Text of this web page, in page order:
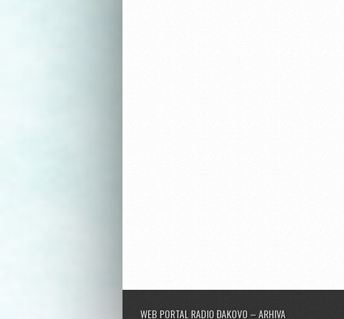
WEB PORTAL RADIO ĐAKOVO – ARHIVA